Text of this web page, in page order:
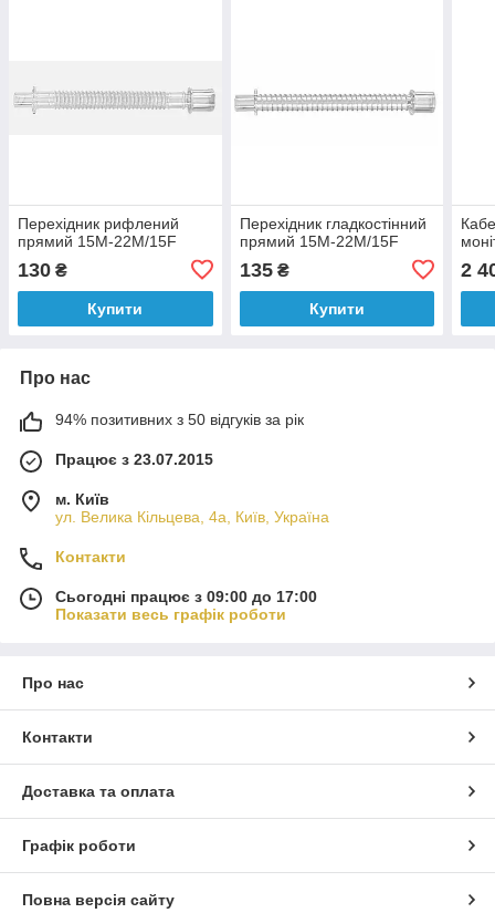
Перехідник рифлений
прямий 15М-22М/15F
130 ₴
Купити
Перехідник гладкостінний
прямий 15М-22М/15F
135₴
Купити
2
Про нас
94% позитивних з 50 відгуків за рік
Працює з 23.07.2015
м. Київ
ул. Велика Кільцева, 4а, Київ, Україна
Контакти
Сьогодні працює з 09:00 до 17:00
Показати весь графік роботи
Про нас
Контакти
Доставка та оплата
Графік роботи
Повна версія сайту